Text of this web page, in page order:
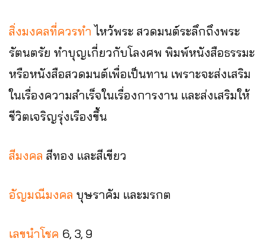
สิ่งมงคลที่ควรทำ ไหว้พระ สวดมนต์ระลึกถึงพระ
รัตนตรัย ทำบุญเกี่ยวกับโลงศพ พิมพ์หนังสือธรรมะ
หรือหนังสือสวดมนต์เพื่อเป็นทาน เพราะจะส่งเสริม
ในเรื่องความสำเร็จในเรื่องการงาน และส่งเสริมให้
ชีวิตเจริญรุ่งเรืองขึ้น
สีมงคล สีทอง และสีเขียว
อัญมณีมงคล บุษราคัม และมรกต
เลขนำโชค 6, 3, 9